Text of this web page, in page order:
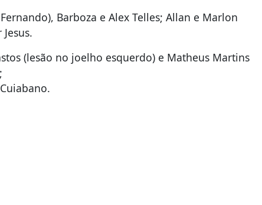
Barboza e Alex Telles; Allan e Marlon
(lesão no joelho esquerdo) e Matheus Martins